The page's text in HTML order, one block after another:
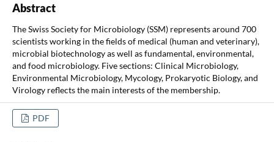
Abstract
The Swiss Society for Microbiology (SSM) represents around 700
scientists working in the fields of medical (human and veterinary),
microbial biotechnology as well as fundamental, environmental,
and food microbiology. Five sections: Clinical Microbiology,
Environmental Microbiology, Mycology, Prokaryotic Biology, and
Virology reflects the main interests of the membership.
PDF